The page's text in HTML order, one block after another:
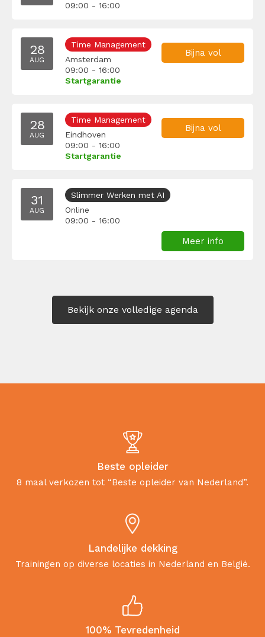
09:00 - 16:00
28
AUG
Time Management
Amsterdam
09:00 - 16:00
Startgarantie
Bijna vol
28
AUG
Time Management
Eindhoven
09:00 - 16:00
Startgarantie
Bijna vol
31
AUG
Slimmer Werken met AI
Online
09:00 - 16:00
Meer info
Bekijk onze volledige agenda
Beste opleider
8 maal verkozen tot “Beste opleider van Nederland”.
Landelijke dekking
Trainingen op diverse locaties in Nederland en België.
100% Tevredenheid